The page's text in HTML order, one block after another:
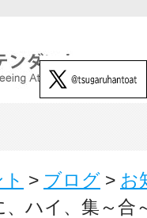
> ブログ > お
ハイ、集～合